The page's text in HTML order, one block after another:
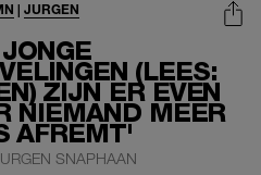
(LEES:
ZIJN ER EVEN
NIEMAND MEER
AFREMT'
| JURGEN
SNAPHAAN